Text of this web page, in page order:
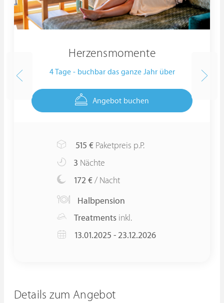
Herzensmomente
4 Tage - buchbar das ganze Jahr über
Angebot buchen
515 € Paketpreis p.P.
3 Nächte
172 € / Nacht
Halbpension
Treatments inkl.
13.01.2025 - 23.12.2026
Details zum Angebot